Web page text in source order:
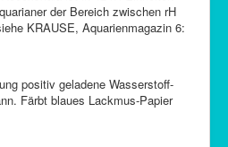
der Bereich zwischen rH
KRAUSE, Aquarienmagazin 6:
positiv geladene Wasserstoff-
Färbt blaues Lackmus-Papier